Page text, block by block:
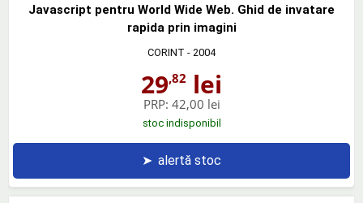
Javascript pentru World Wide Web. Ghid de invatare
rapida prin imagini
CORINT - 2004
29,82 lei
PRP: 42,00 lei
stoc indisponibil
➤ alertă stoc